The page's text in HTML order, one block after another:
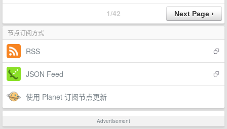
1/42
节点订阅方式
RSS
JSON Feed
使用 Planet 订阅节点更新
Advertisement